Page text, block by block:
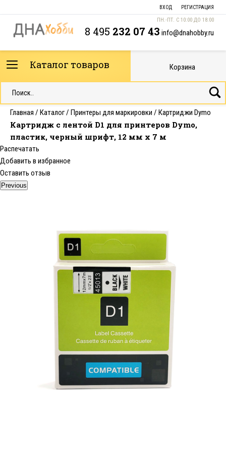
ВХОД РЕГИСТРАЦИЯ
ПН.-ПТ. С 10:00 ДО 18:00
8 495 232 07 43 info@dnahobby.ru
Каталог товаров Корзина
Главная / Каталог/ Принтеры для маркировки / Картриджи Dymo
Картридж с лентой D1 для принтеров Dymo,
пластик, черный шрифт, 12 мм х 7 м
Распечатать
Добавить в избранное
Оставить отзыв
Previous